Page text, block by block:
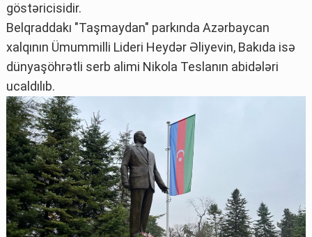
göstəricisidir.
Belqraddakı "Taşmaydan" parkında Azərbaycan
xalqının Ümummilli Lideri Heydər Əliyevin, Bakıda isə
dünyaşöhrətli serb alimi Nikola Teslanın abidələri
ucaldılıb.